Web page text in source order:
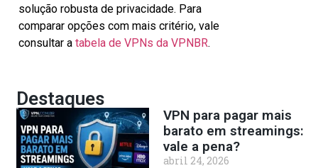
solução robusta de privacidade. Para
comparar opções com mais critério, vale
consultar a tabela de VPNs da VPNBR.
Destaques
VPN para pagar mais
barato em streamings:
vale a pena?
abril 24, 2026